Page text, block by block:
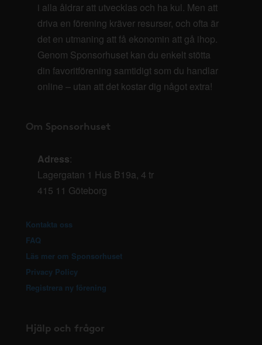
i alla åldrar att utvecklas och ha kul. Men att
driva en förening kräver resurser, och ofta är
det en utmaning att få ekonomin att gå ihop.
Genom Sponsorhuset kan du enkelt stötta
din favoritförening samtidigt som du handlar
online – utan att det kostar dig något extra!
Om Sponsorhuset
Adress:
Lagergatan 1 Hus B19a, 4 tr
415 11 Göteborg
Kontakta oss
FAQ
Läs mer om Sponsorhuset
Privacy Policy
Registrera ny förening
Hjälp och frågor